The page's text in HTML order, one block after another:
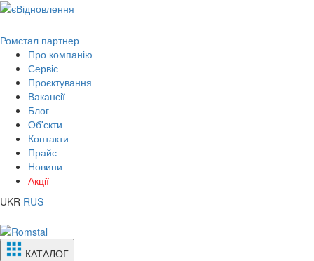
Ромстал партнер
Про компанію
Сервіс
Проєктування
Вакансії
Блог
Об'єкти
Контакти
Прайс
Новини
Акції
UKR RUS
КАТАЛОГ